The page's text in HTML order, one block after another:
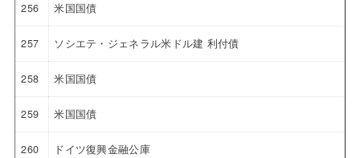
256 米国国債
257 ソシエテ・ジェネラル米ドル建 利付債
258 米国国債
259 米国国債
260 ドイツ復興金融公庫